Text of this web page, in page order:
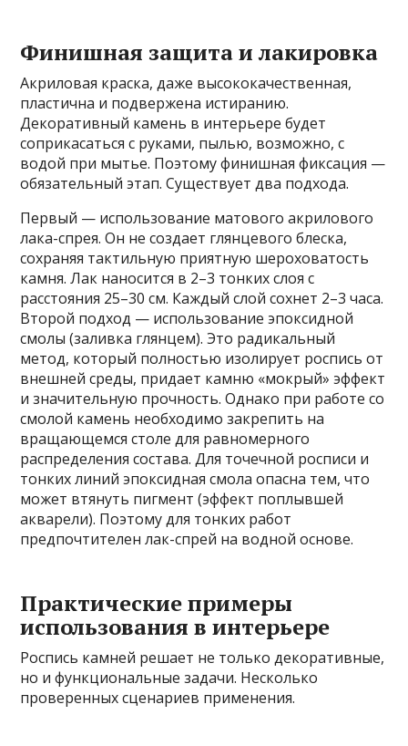
Финишная защита и лакировка
Акриловая краска, даже высококачественная,
пластична и подвержена истиранию.
Декоративный камень в интерьере будет
соприкасаться с руками, пылью, возможно, с
водой при мытье. Поэтому финишная фиксация —
обязательный этап. Существует два подхода.
Первый — использование матового акрилового
лака-спрея. Он не создает глянцевого блеска,
сохраняя тактильную приятную шероховатость
камня. Лак наносится в 2–3 тонких слоя с
расстояния 25–30 см. Каждый слой сохнет 2–3 часа.
Второй подход — использование эпоксидной
смолы (заливка глянцем). Это радикальный
метод, который полностью изолирует роспись от
внешней среды, придает камню «мокрый» эффект
и значительную прочность. Однако при работе со
смолой камень необходимо закрепить на
вращающемся столе для равномерного
распределения состава. Для точечной росписи и
тонких линий эпоксидная смола опасна тем, что
может втянуть пигмент (эффект поплывшей
акварели). Поэтому для тонких работ
предпочтителен лак-спрей на водной основе.
Практические примеры
использования в интерьере
Роспись камней решает не только декоративные,
но и функциональные задачи. Несколько
проверенных сценариев применения.